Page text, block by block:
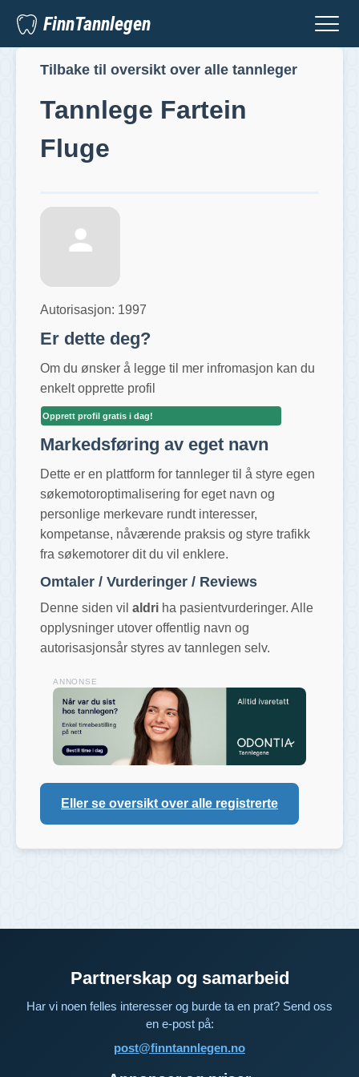
FinnTannlegen
Tilbake til oversikt over alle tannleger
Tannlege Fartein
Fluge
Autorisasjon: 1997
Er dette deg?
Om du ønsker å legge til mer infromasjon kan du
enkelt opprette profil
Opprett profil gratis i dag!
Markedsføring av eget navn
Dette er en plattform for tannleger til å styre egen
søkemotoroptimalisering for eget navn og
personlige merkevare rundt interesser,
kompetanse, nåværende praksis og styre trafikk
fra søkemotorer dit du vil enklere.
Omtaler / Vurderinger / Reviews
Denne siden vil aldri ha pasientvurderinger. Alle
opplysninger utover offentlig navn og
autorisasjonsår styres av tannlegen selv.
ANNONSE
Eller se oversikt over alle registrerte
Partnerskap og samarbeid
Har vi noen felles interesser og burde ta en prat? Send oss
en e-post på:
post@finntannlegen.no